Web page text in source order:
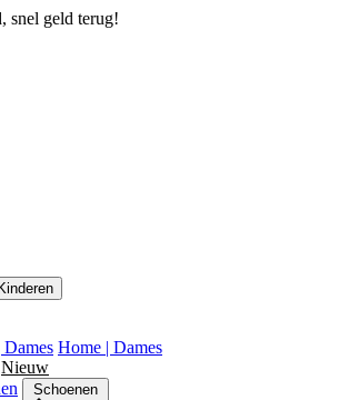
snel geld terug!
Kinderen
Home | Dames
Nieuw
Schoenen